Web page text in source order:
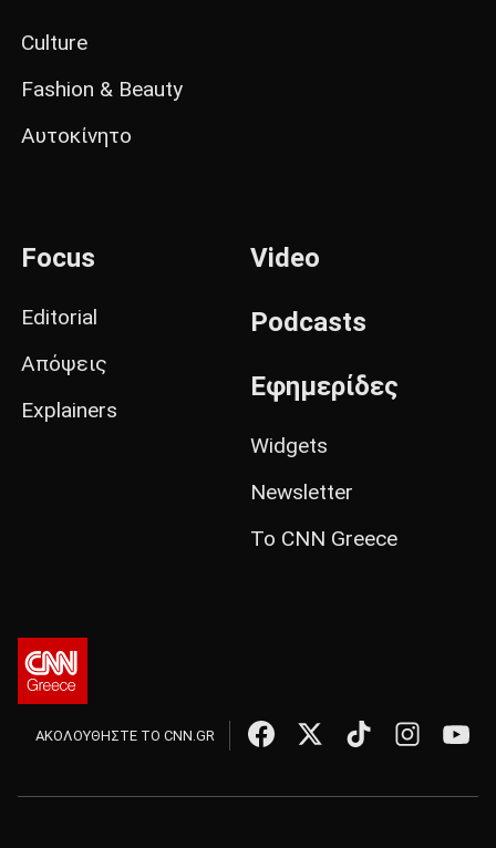
Culture
Fashion & Beauty
Αυτοκίνητο
Focus
Editorial
Απόψεις
Explainers
Video
Podcasts
Εφημερίδες
Widgets
Newsletter
Το CNN Greece
ΑΚΟΛΟΥΘΗΣΤΕ ΤΟ CNN.GR